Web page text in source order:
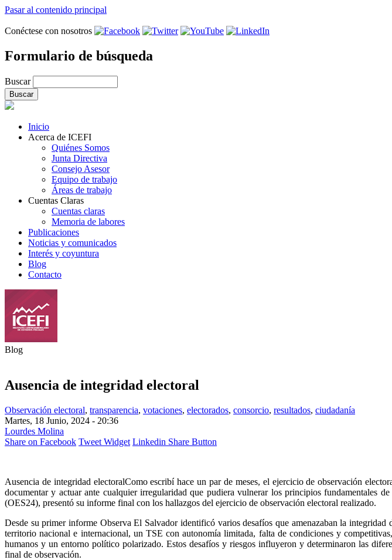
Pasar al contenido principal
Conéctese con nosotros
Formulario de búsqueda
Buscar
Inicio
Acerca de ICEFI
Quiénes Somos
Junta Directiva
Consejo Asesor
Equipo de trabajo
Áreas de trabajo
Cuentas Claras
Cuentas claras
Memoria de labores
Publicaciones
Noticias y comunicados
Interés y coyuntura
Blog
Contacto
Blog
Ausencia de integridad electoral
Observación electoral, transparencia, votaciones, electorados, consorcio, resultados, ciudadanía
Martes, 18 Junio, 2024 - 20:36
Lourdes Molina
Share on Facebook Tweet Widget Linkedin Share Button
Ausencia de integridad electoralComo escribí hace un par de meses, el ejercicio de observación
documentar y actuar ante cualquier irregularidad que pudiera vulnerar los principios fundamentales
(OES24), presentó su informe final con los hallazgos del ejercicio de observación electoral realizado.
Desde su primer informe Observa El Salvador identificó varios desafíos que amenazaban la
territorio nacional e internacional, un TSE con autonomía limitada, falta de condiciones y
humanos y un entorno político polarizado. Estos desafíos y riesgos influyeron y determinaron las
final de observación.